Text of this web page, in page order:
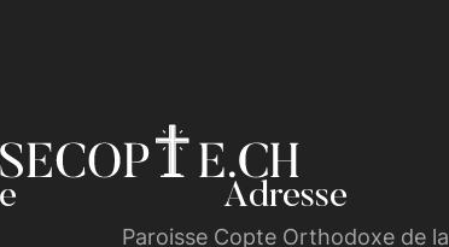
Adresse
Paroisse Copte Orthodoxe de la